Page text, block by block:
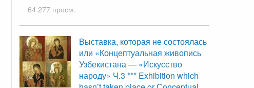
64 277 просм.
Выставка, которая не состоялась
или «Концептуальная живопись
Узбекистана — «Искусство
народу» Ч.3 *** Exhibition which